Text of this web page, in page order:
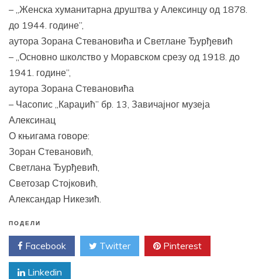
– „Женска хуманитарна друштва у Алексинцу од 1878.
до 1944. године”,
аутора Зорана Стевановића и Светлане Ђурђевић
– „Основно школство у Mоравском срезу од 1918. до
1941. године”,
аутора Зорана Стевановића
– Часопис „Караџић” бр. 13, Завичајног музеја
Алексинац
О књигама говоре:
Зоран Стевановић,
Светлана Ђурђевић,
Светозар Стојковић,
Александар Никезић.
ПОДЕЛИ
Facebook Twitter Pinterest
Linkedin